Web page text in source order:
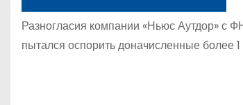
Разногласия компании «Ньюс Аутдор» с
пытался оспорить доначисленные более